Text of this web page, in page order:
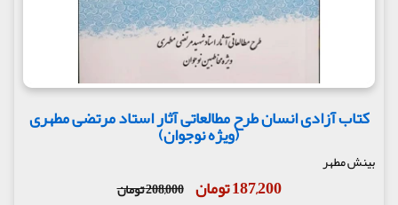
کتاب آزادی انسان طرح مطالعاتی آثار استاد مرتضی مطهری
(ویژه نوجوان)
بینش مطهر
187,200 تومان 208,000 تومان